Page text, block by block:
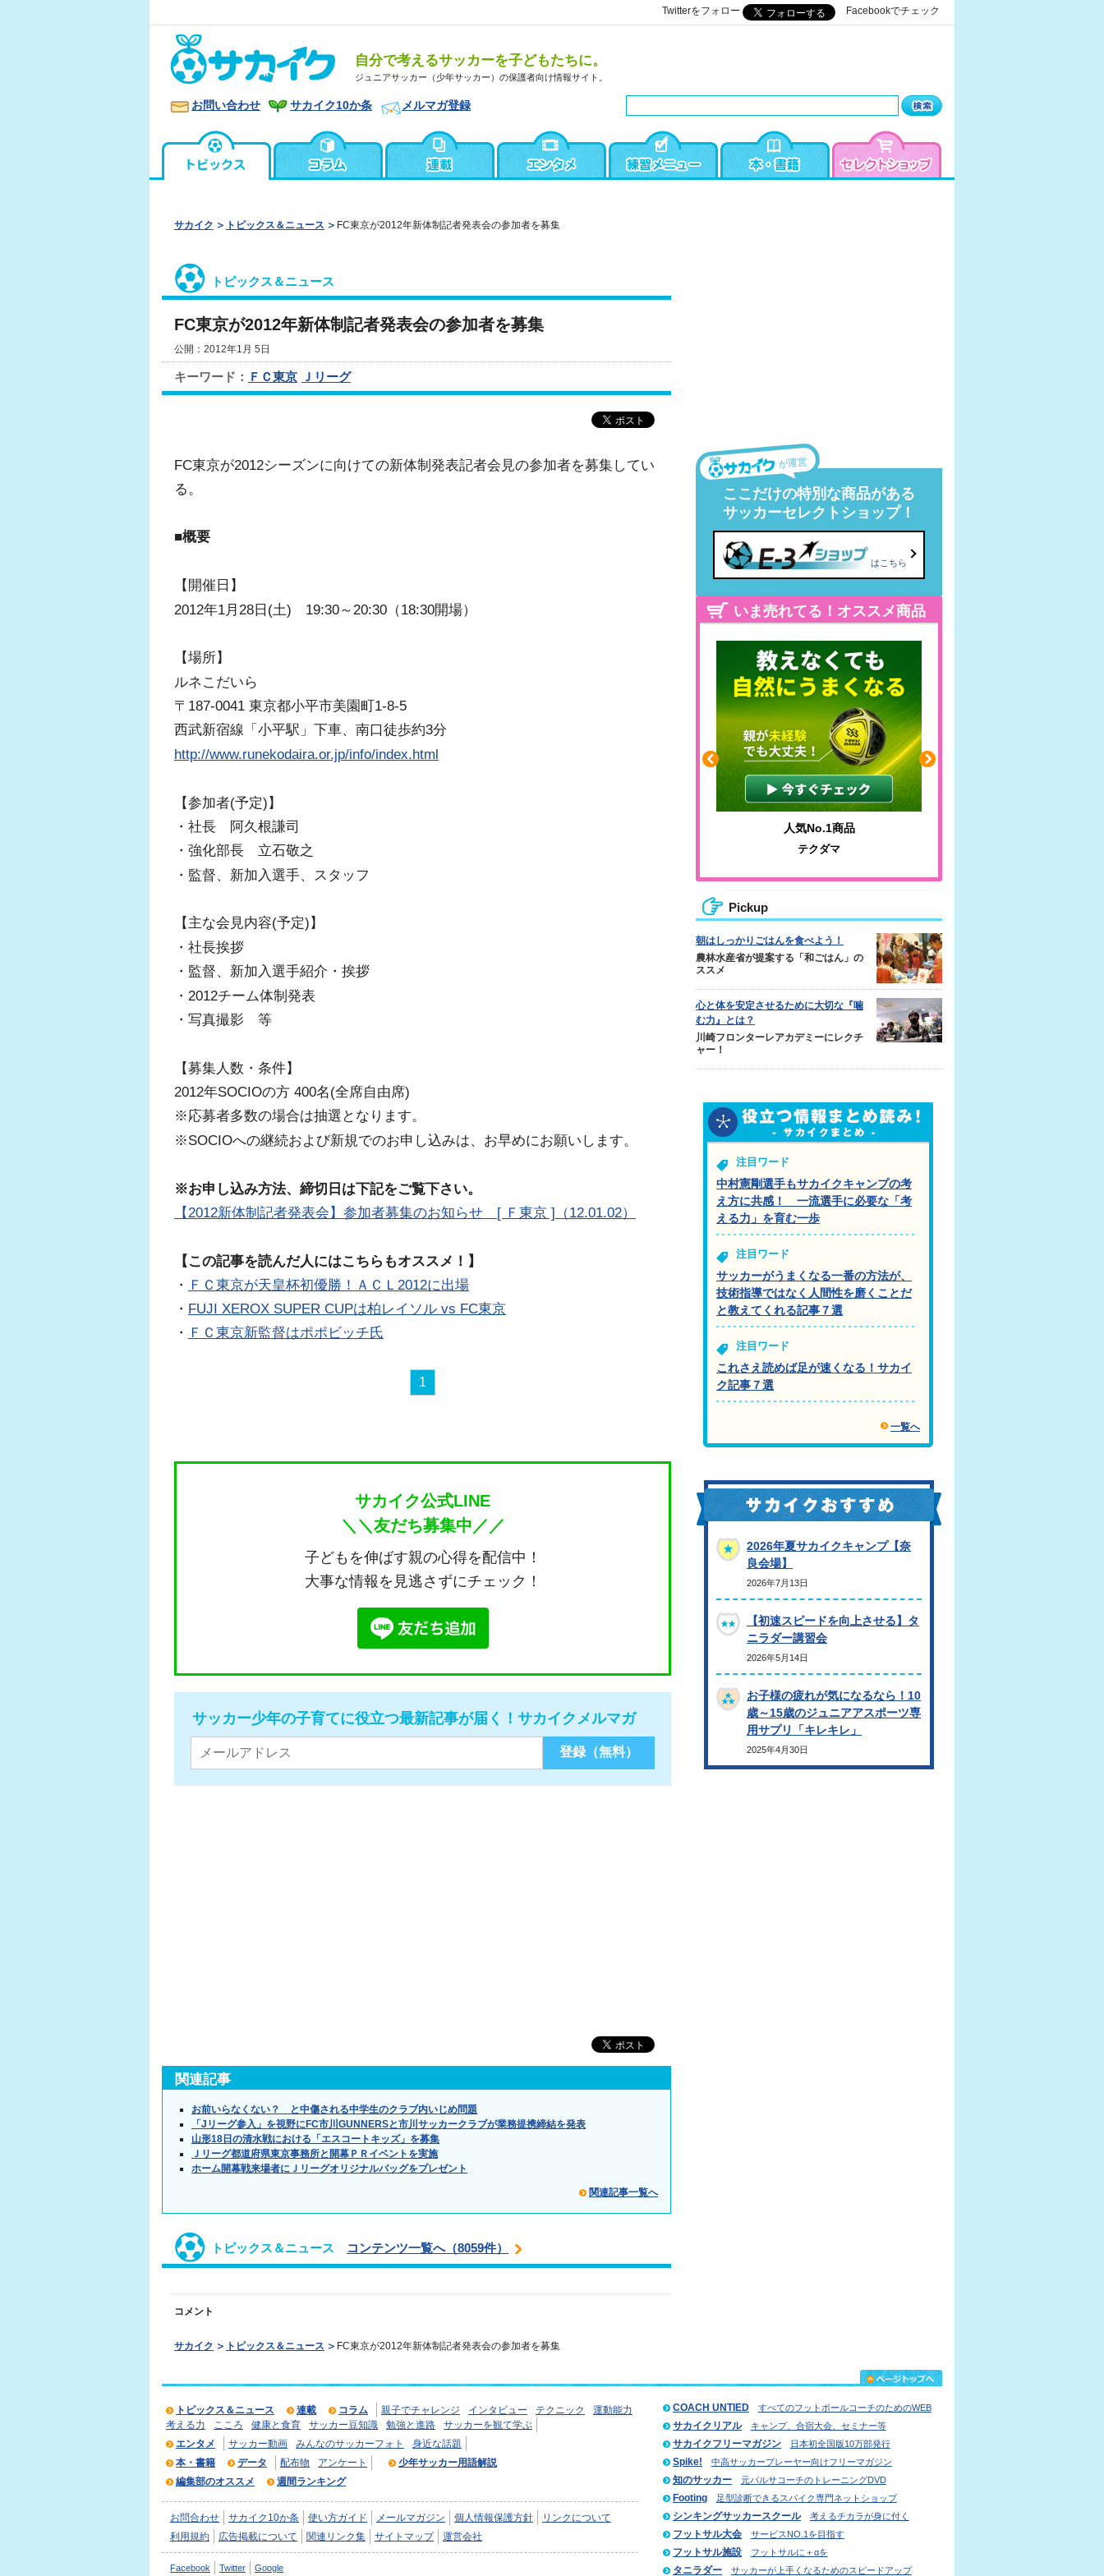
Twitterをフォロー Facebookでチェック
自分で考えるサッカーを子どもたちに。
ジュニアサッカー（少年サッカー）の保護者向け情報サイト。
お問い合わせ サカイク10か条 メルマガ登録
サカイク トピックス＆ニュース FC東京が2012年新体制記者発表会の参加者を募集
トピックス＆ニュース
FC東京が2012年新体制記者発表会の参加者を募集
公開：2012年1月 5日
キーワード： ＦＣ東京 Ｊリーグ
FC東京が2012シーズンに向けての新体制発表記者会見の参加者を募集してい
る。
■概要
【開催日】
2012年1月28日(土) 19:30～20:30（18:30開場）
【場所】
ルネこだいら
〒187-0041 東京都小平市美園町1-8-5
西武新宿線「小平駅」下車、南口徒歩約3分
http://www.runekodaira.or.jp/info/index.html
【参加者(予定)】
・社長 阿久根謙司
・強化部長 立石敬之
・監督、新加入選手、スタッフ
【主な会見内容(予定)】
・社長挨拶
・監督、新加入選手紹介・挨拶
・2012チーム体制発表
・写真撮影 等
【募集人数・条件】
2012年SOCIOの方 400名(全席自由席)
※応募者多数の場合は抽選となります。
※SOCIOへの継続および新規でのお申し込みは、お早めにお願いします。
※お申し込み方法、締切日は下記をご覧下さい。
【2012新体制記者発表会】参加者募集のお知らせ [ Ｆ東京 ]（12.01.02）
【この記事を読んだ人にはこちらもオススメ！】
・ ＦＣ東京が天皇杯初優勝！ＡＣＬ2012に出場
・ FUJI XEROX SUPER CUPは柏レイソル vs FC東京
・ ＦＣ東京新監督はポポビッチ氏
1
サカイク公式LINE
＼＼友だち募集中／／
子どもを伸ばす親の心得を配信中！
大事な情報を見逃さずにチェック！
サッカー少年の子育てに役立つ最新記事が届く！サカイクメルマガ
関連記事
お前いらなくない？ と中傷される中学生のクラブ内いじめ問題
「Jリーグ参入」を視野にFC市川GUNNERSと市川サッカークラブが業務提携締結を発表
山形18日の清水戦における「エスコートキッズ」を募集
Ｊリーグ都道府県東京事務所と開幕ＰＲイベントを実施
ホーム開幕戦来場者にＪリーグオリジナルバッグをプレゼント
関連記事一覧へ
トピックス＆ニュース コンテンツ一覧へ（8059件）
コメント
サカイク トピックス＆ニュース FC東京が2012年新体制記者発表会の参加者を募集
が運営
ここだけの特別な商品がある
サッカーセレクトショップ！
はこちら
いま売れてる！オススメ商品
人気No.1商品
テクダマ
Pickup
朝はしっかりごはんを食べよう！
農林水産省が提案する「和ごはん」の
ススメ
心と体を安定させるために大切な『噛
む力』とは？
川崎フロンターレアカデミーにレクチ
ャー！
注目ワード
中村憲剛選手もサカイクキャンプの考
え方に共感！ 一流選手に必要な「考
える力」を育む一歩
注目ワード
サッカーがうまくなる一番の方法が、
技術指導ではなく人間性を磨くことだ
と教えてくれる記事７選
注目ワード
これさえ読めば足が速くなる！サカイ
ク記事７選
一覧へ
2026年夏サカイクキャンプ【奈
良会場】
2026年7月13日
【初速スピードを向上させる】タ
ニラダー講習会
2026年5月14日
お子様の疲れが気になるなら！10
歳～15歳のジュニアアスポーツ専
用サプリ「キレキレ」
2025年4月30日
トピックス＆ニュース 連載 コラム 親子でチャレンジ インタビュー テクニック
運動能力
考える力
こころ 健康と食育 サッカー豆知識 勉強と進路
サッカーを観て学ぶ
エンタメ
サッカー動画 みんなのサッカーフォト
身近な話題
本・書籍
データ 配布物 アンケート
少年サッカー用語解説
編集部のオススメ
週間ランキング
お問合わせ サカイク10か条 使い方ガイド メールマガジン 個人情報保護方針
リンクについて
利用規約
広告掲載について 関連リンク集 サイトマップ 運営会社
Facebook Twitter Google
COACH UNTIED すべてのフットボールコーチのためのWEB
サカイクリアル キャンプ、合宿大会、セミナー等
サカイクフリーマガジン 日本初全国版10万部発行
Spike! 中高サッカープレーヤー向けフリーマガジン
知のサッカー 元バルサコーチのトレーニングDVD
Footing 足型診断できるスパイク専門ネットショップ
シンキングサッカースクール 考えるチカラが身に付く
フットサル大会 サービスNO.1を目指す
フットサル施設 フットサルに＋αを
タニラダー サッカーが上手くなるためのスピードアップ